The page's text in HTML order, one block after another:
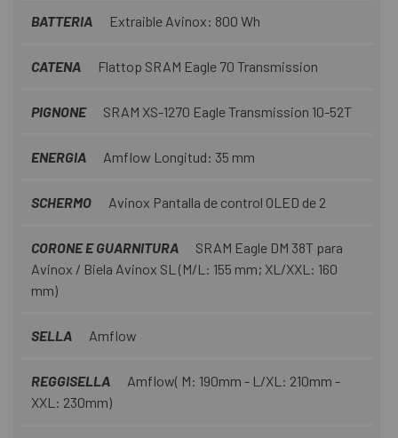
BATTERIA Extraible Avinox: 800 Wh
CATENA Flattop SRAM Eagle 70 Transmission
PIGNONE SRAM XS-1270 Eagle Transmission 10-52T
ENERGIA Amflow Longitud: 35 mm
SCHERMO Avinox Pantalla de control OLED de 2
CORONE E GUARNITURA
SRAM Eagle DM 38T para
Avinox / Biela Avinox SL (M/L: 155 mm; XL/XXL: 160
mm)
SELLA Amflow
REGGISELLA
Amflow( M: 190mm - L/XL: 210mm -
XXL: 230mm)